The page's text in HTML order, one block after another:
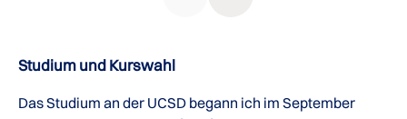
Studium und Kurswahl
Das Studium an der UCSD begann ich im September